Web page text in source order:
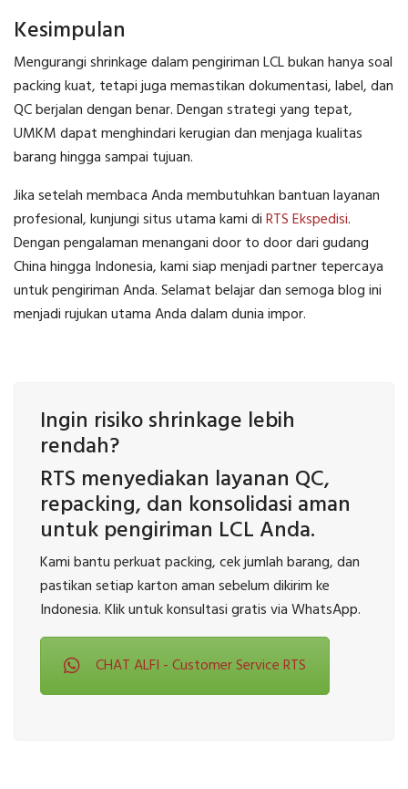
Kesimpulan
Mengurangi shrinkage dalam pengiriman LCL bukan hanya soal
packing kuat, tetapi juga memastikan dokumentasi, label, dan
QC berjalan dengan benar. Dengan strategi yang tepat,
UMKM dapat menghindari kerugian dan menjaga kualitas
barang hingga sampai tujuan.
Jika setelah membaca Anda membutuhkan bantuan layanan
profesional, kunjungi situs utama kami diRTS Ekspedisi.
Dengan pengalaman menangani door to door dari gudang
China hingga Indonesia, kami siap menjadi partner tepercaya
untuk pengiriman Anda. Selamat belajar dan semoga blog ini
menjadi rujukan utama Anda dalam dunia impor.
Ingin risiko shrinkage lebih
rendah?
RTS menyediakan layanan QC,
repacking, dan konsolidasi aman
untuk pengiriman LCL Anda.
Kami bantu perkuat packing, cek jumlah barang, dan
pastikan setiap karton aman sebelum dikirim ke
Indonesia. Klik untuk konsultasi gratis via WhatsApp.
CHAT ALFI - Customer Service RTS